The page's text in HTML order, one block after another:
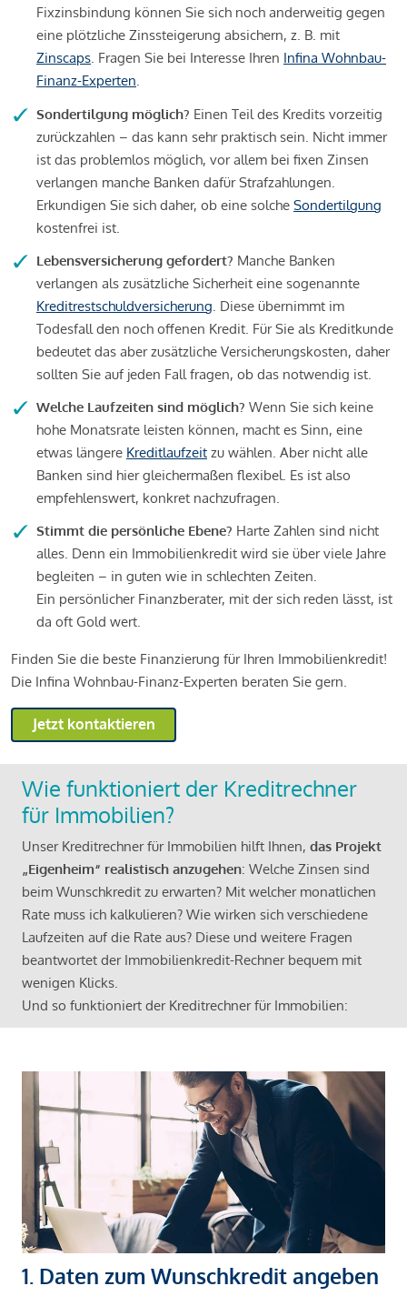
Fixzinsbindung können Sie sich noch anderweitig gegen
eine plötzliche Zinssteigerung absichern, z. B. mit
Zinscaps. Fragen Sie bei Interesse Ihren Infina Wohnbau-
Finanz-Experten.
Sondertilgung möglich? Einen Teil des Kredits vorzeitig
zurückzahlen – das kann sehr praktisch sein. Nicht immer
ist das problemlos möglich, vor allem bei fixen Zinsen
verlangen manche Banken dafür Strafzahlungen.
Erkundigen Sie sich daher, ob eine solche Sondertilgung
kostenfrei ist.
Lebensversicherung gefordert? Manche Banken
verlangen als zusätzliche Sicherheit eine sogenannte
Kreditrestschuldversicherung. Diese übernimmt im
Todesfall den noch offenen Kredit. Für Sie als Kreditkunde
bedeutet das aber zusätzliche Versicherungskosten, daher
sollten Sie auf jeden Fall fragen, ob das notwendig ist.
Welche Laufzeiten sind möglich? Wenn Sie sich keine
hohe Monatsrate leisten können, macht es Sinn, eine
etwas längere Kreditlaufzeit zu wählen. Aber nicht alle
Banken sind hier gleichermaßen flexibel. Es ist also
empfehlenswert, konkret nachzufragen.
Stimmt die persönliche Ebene? Harte Zahlen sind nicht
alles. Denn ein Immobilienkredit wird sie über viele Jahre
begleiten – in guten wie in schlechten Zeiten.
Ein persönlicher Finanzberater, mit der sich reden lässt, ist
da oft Gold wert.
Finden Sie die beste Finanzierung für Ihren Immobilienkredit!
Die Infina Wohnbau-Finanz-Experten beraten Sie gern.
Jetzt kontaktieren
Wie funktioniert der Kreditrechner
für Immobilien?
Unser Kreditrechner für Immobilien hilft Ihnen, das Projekt
„Eigenheim“ realistisch anzugehen: Welche Zinsen sind
beim Wunschkredit zu erwarten? Mit welcher monatlichen
Rate muss ich kalkulieren? Wie wirken sich verschiedene
Laufzeiten auf die Rate aus? Diese und weitere Fragen
beantwortet der Immobilienkredit-Rechner bequem mit
wenigen Klicks.
Und so funktioniert der Kreditrechner für Immobilien:
1. Daten zum Wunschkredit angeben